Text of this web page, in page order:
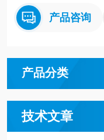
产品咨询
产品分类
技术文章